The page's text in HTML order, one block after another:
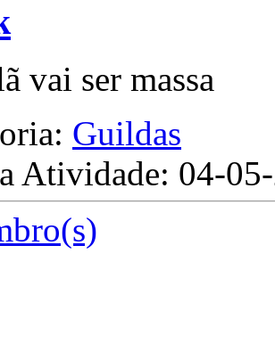
vai ser massa
Guildas
Atividade: 04-